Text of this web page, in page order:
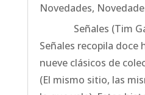
Novedades,
Señales (Tim
Señales recopila doce
nueve clásicos de
(El mismo sitio, las